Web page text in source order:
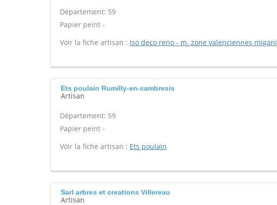
Département: 59
Papier peint -
Voir la fiche artisan : Iso deco reno - m. zone valenciennes migani
Ets poulain Rumilly-en-cambresis
Artisan
Département: 59
Papier peint -
Voir la fiche artisan : Ets poulain
Sarl arbres et creations Villereau
Artisan